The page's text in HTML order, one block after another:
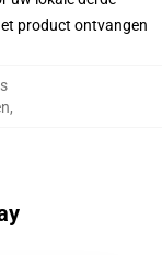
product ontvangen
,